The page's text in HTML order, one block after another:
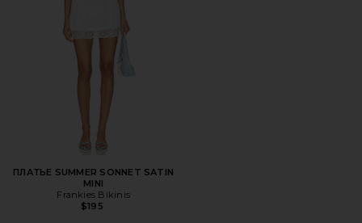
ПЛАТЬЕ SUMMER SONNET SATIN
MINI
Frankies Bikinis
$195